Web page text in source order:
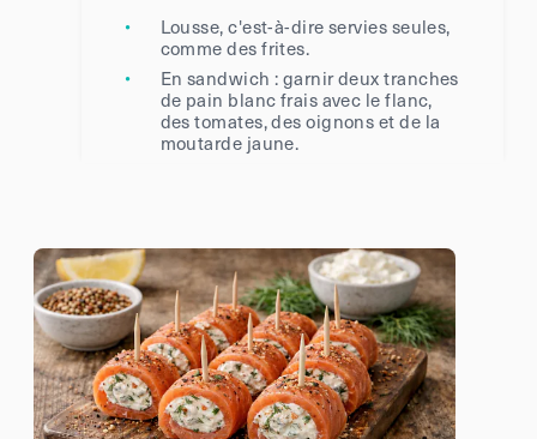
Lousse, c'est-à-dire servies seules,
comme des frites.
En sandwich : garnir deux tranches
de pain blanc frais avec le flanc,
des tomates, des oignons et de la
moutarde jaune.